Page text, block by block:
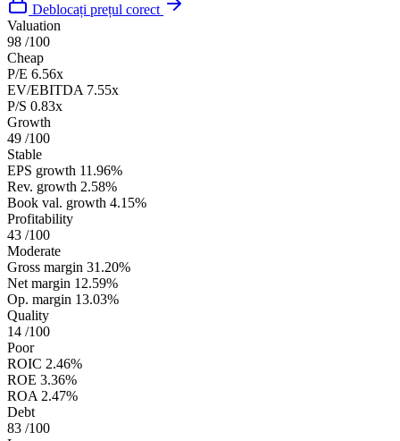
Deblocați prețul corect
Valuation
98 /100
Cheap
P/E 6.56x
EV/EBITDA 7.55x
P/S 0.83x
Growth
49 /100
Stable
EPS growth 11.96%
Rev. growth 2.58%
Book val. growth 4.15%
Profitability
43 /100
Moderate
Gross margin 31.20%
Net margin 12.59%
Op. margin 13.03%
Quality
14 /100
Poor
ROIC 2.46%
ROE 3.36%
ROA 2.47%
Debt
83 /100